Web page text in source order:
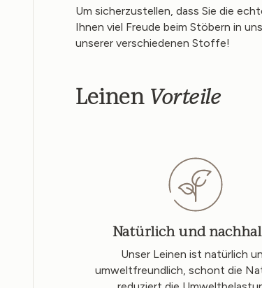
Um sicherzustellen, dass Sie die
Ihnen viel Freude beim Stöbern in
unserer verschiedenen Stoffe!
Leinen Vorteile
Natürlich und
Unser Leinen ist natürlich
umweltfreundlich, schont die